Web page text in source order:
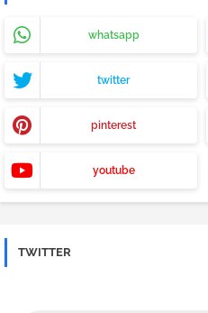
whatsapp
twitter
pinterest
youtube
TWITTER